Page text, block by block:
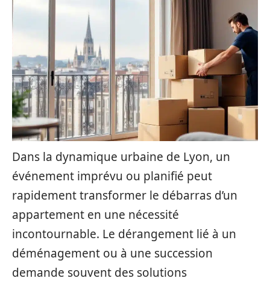
Dans la dynamique urbaine de Lyon, un
événement imprévu ou planifié peut
rapidement transformer le débarras d’un
appartement en une nécessité
incontournable. Le dérangement lié à un
déménagement ou à une succession
demande souvent des solutions